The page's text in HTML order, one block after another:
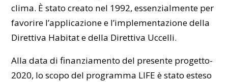
clima. È stato creato nel 1992, essenzialmente per
favorire l’applicazione e l’implementazione della
Direttiva Habitat e della Direttiva Uccelli.
Alla data di finanziamento del presente progetto-
2020, lo scopo del programma LIFE è stato esteso